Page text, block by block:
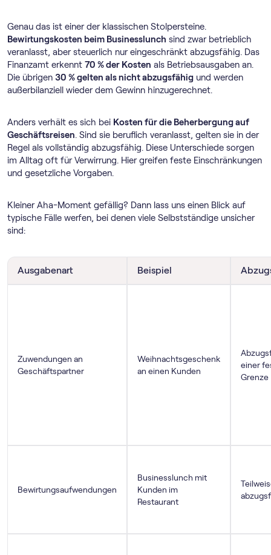
Genau das ist einer der klassischen Stolpersteine.
Bewirtungskosten beim Businesslunch sind zwar betrieblich
veranlasst, aber steuerlich nur eingeschränkt abzugsfähig. Das
Finanzamt erkennt 70 % der Kosten als Betriebsausgaben an.
Die übrigen 30 % gelten als nicht abzugsfähig und werden
außerbilanziell wieder dem Gewinn hinzugerechnet.
Anders verhält es sich bei Kosten für die Beherbergung auf
Geschäftsreisen. Sind sie beruflich veranlasst, gelten sie in der
Regel als vollständig abzugsfähig. Diese Unterschiede sorgen
im Alltag oft für Verwirrung. Hier greifen feste Einschränkungen
und gesetzliche Vorgaben.
Kleiner Aha-Moment gefällig? Dann lass uns einen Blick auf
typische Fälle werfen, bei denen viele Selbstständige unsicher
sind:
Ausgabenart Beispiel
Zuwendungen an
Geschäftspartner
Weihnachtsgeschenk
an einen Kunden
einer
Grenze
Bewirtungsaufwendungen
Businesslunch mit
Kunden im
Restaurant